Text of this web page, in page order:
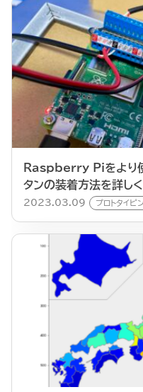
Raspberry Piをより使
タンの装着方法を詳し
2023.03.09 プロトタイピ